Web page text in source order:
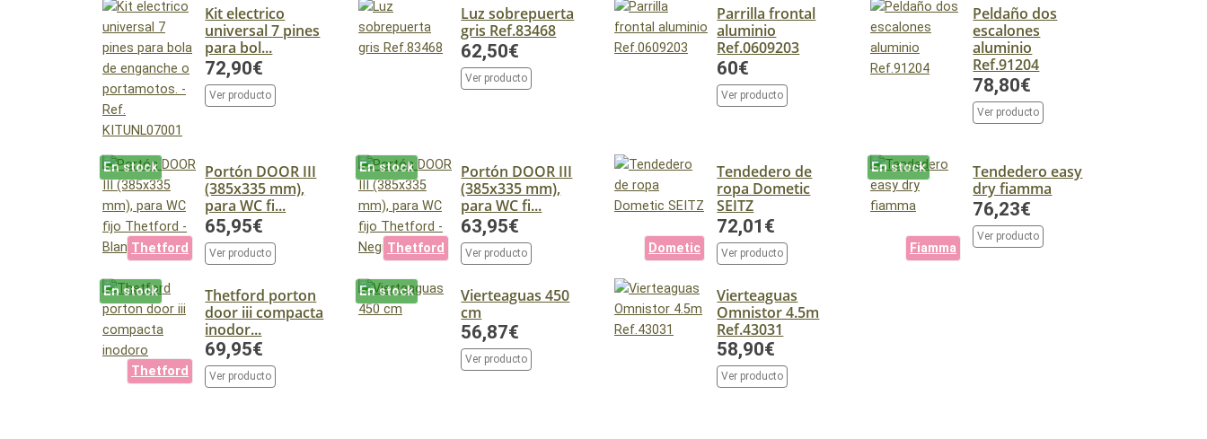
Kit electrico
universal 7 pines
para bol...
72,90€
Ver producto
Luz sobrepuerta
gris Ref.83468
62,50€
Ver producto
Parrilla frontal
aluminio
Ref.0609203
60€
Ver producto
Peldaño dos
escalones
aluminio
Ref.91204
78,80€
Ver producto
En stock
Thetford
Portón DOOR III
(385x335 mm),
para WC fi...
65,95€
Ver producto
En stock
Thetford
Portón DOOR III
(385x335 mm),
para WC fi...
63,95€
Ver producto Dometic
Tendedero de
ropa Dometic
SEITZ
72,01€
Ver producto
En stock
Fiamma
Tendedero easy
dry fiamma
76,23€
Ver producto
En stock
Thetford
Thetford porton
door iii compacta
inodor...
69,95€
Ver producto
En stock
Vierteaguas 450
cm
56,87€
Ver producto
Vierteaguas
Omnistor 4.5m
Ref.43031
58,90€
Ver producto